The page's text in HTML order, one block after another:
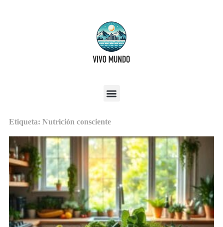
Etiqueta: Nutrición consciente